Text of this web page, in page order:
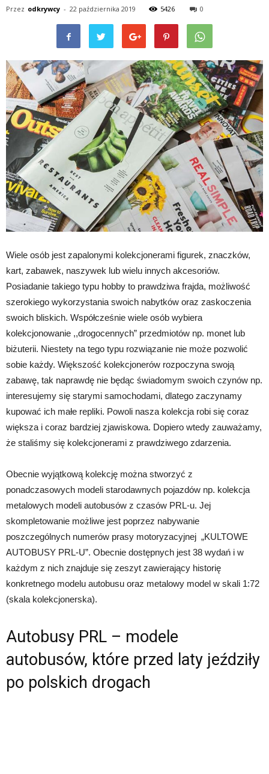
Przez odkrywcy - 22 października 2019 5426 0
Wiele osób jest zapalonymi kolekcjonerami figurek, znaczków,
kart, zabawek, naszywek lub wielu innych akcesoriów.
Posiadanie takiego typu hobby to prawdziwa frajda, możliwość
szerokiego wykorzystania swoich nabytków oraz zaskoczenia
swoich bliskich. Współcześnie wiele osób wybiera
kolekcjonowanie ,,drogocennych” przedmiotów np. monet lub
biżuterii. Niestety na tego typu rozwiązanie nie może pozwolić
sobie każdy. Większość kolekcjonerów rozpoczyna swoją
zabawę, tak naprawdę nie będąc świadomym swoich czynów np.
interesujemy się starymi samochodami, dlatego zaczynamy
kupować ich małe repliki. Powoli nasza kolekcja robi się coraz
większa i coraz bardziej zjawiskowa. Dopiero wtedy zauważamy,
że staliśmy się kolekcjonerami z prawdziwego zdarzenia.
Obecnie wyjątkową kolekcję można stworzyć z
ponadczasowych modeli starodawnych pojazdów np. kolekcja
metalowych modeli autobusów z czasów PRL-u. Jej
skompletowanie możliwe jest poprzez nabywanie
poszczególnych numerów prasy motoryzacyjnej „KULTOWE
AUTOBUSY PRL-U”. Obecnie dostępnych jest 38 wydań i w
każdym z nich znajduje się zeszyt zawierający historię
konkretnego modelu autobusu oraz metalowy model w skali 1:72
(skala kolekcjonerska).
Autobusy PRL – modele
autobusów, które przed laty jeździły
po polskich drogach